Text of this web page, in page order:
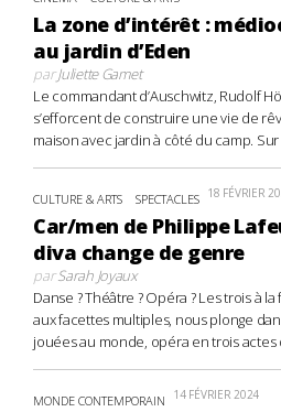
La zone d’intérêt :
au jardin d’Eden
parJuliette Gamet
Le commandant d’Auschwitz, Rudolf
s’efforcent de construire une vie de
maison avec jardin à côté du camp. Sur
CULTURE & ARTS SPECTACLES 18 FÉVRIER
Car/men de Philippe
diva change de genre
parSarah Joyaux
Danse ? Théâtre ? Opéra ? Les trois à
aux facettes multiples, nous plonge
jouées au monde, opéra en trois actes
MONDE CONTEMPORAIN 14 FÉVRIER 2024